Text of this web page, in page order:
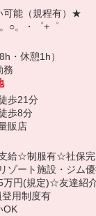
でカンタン面接OK！
スピード対応。
可能（規程有）★
○。・゜+゜
・休憩1h）
務
歩21分
歩8分
販店
給☆制服有☆社保完
ート施設・ジム
円(規定)☆友達紹
用制度有
OK